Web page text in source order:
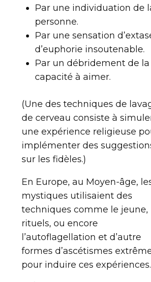
Par une individuation de
personne.
Par une sensation
d’euphorie insoutenable.
Par un débridement de la
capacité à aimer.
(Une des techniques de
de cerveau consiste à
une expérience religieuse
implémenter des
sur les fidèles.)
En Europe, au Moyen-âge,
mystiques utilisaient des
techniques comme le jeune,
rituels, ou encore
l’autoflagellation et d’autre
formes d’ascétismes
pour induire ces expériences.